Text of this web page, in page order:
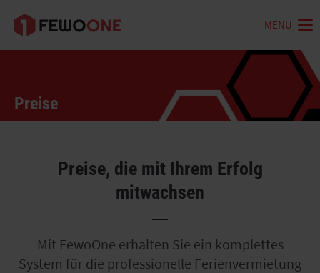
MENU
Preise
Preise, die mit Ihrem Erfolg
mitwachsen
Mit FewoOne erhalten Sie ein komplettes
System für die professionelle Ferienvermietung